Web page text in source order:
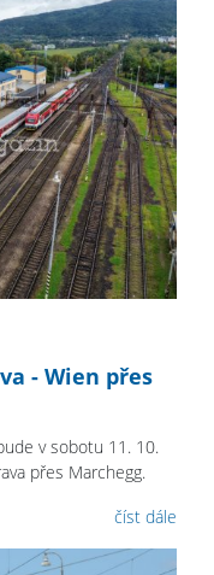
- Wien přes
v sobotu 11. 10.
přes Marchegg.
číst dále